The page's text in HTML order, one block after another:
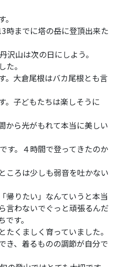
時までに塔の岳に登頂出来た
沢山は次の日にしよう。
。
。大倉尾根はバカ尾根とも言
。子どもたちは楽しそうに
から光がもれて本当に美しい
す。４時間で登ってきたのか
ころは少しも弱音を吐かない
帰りたい」なんていうと本当
言わないでぐっと頑張るんだ
す。
くましく育っていました。
き、着るものの調節が自分で